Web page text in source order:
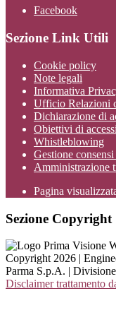
Facebook
Sezione Link Utili
Cookie policy
Note legali
Informativa
Ufficio Relazioni
Dichiarazione di
Obiettivi di
Whistleblowing
Gestione
Amministrazione
Pagina
Sezione Copyright
Copyright 2026 |
Parma S.p.A. |
Disclaimer trattamento